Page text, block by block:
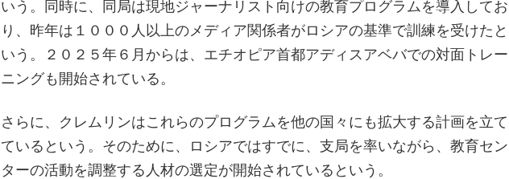
いう。同時に、同局は現地ジャーナリスト向けの教育プログラムを導入してお
り、昨年は１０００人以上のメディア関係者がロシアの基準で訓練を受けたと
いう。２０２５年６月からは、エチオピア首都アディスアベバでの対面トレー
ニングも開始されている。
さらに、クレムリンはこれらのプログラムを他の国々にも拡大する計画を立て
ているという。そのために、ロシアではすでに、支局を率いながら、教育セン
ターの活動を調整する人材の選定が開始されているという。